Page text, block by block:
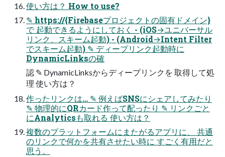
使い方は？ How to use?
✎ https://{Firebaseプロジェクトの固有ドメイン}
で 起動できるようにしておく - (iOS→ユニバーサル
リンク、スキーム起動) - (Android→Intent Filter
でスキーム起動) ✎ ディープリンク起動時に
DynamicLinksの確
認 ✎ DynamicLinksからディープリンクを 取得して処
理 使い方は？
作ったリンクは… ✎ 例えばSNSにシェアしてみたり
✎ 物理的にQRカード作って配ったり ✎ リンクごと
にAnalyticsも取れる 使い方は？
複数のプラットフォームにまたがるアプリに、 共通
のリンクで何かを共有させたい時に すごく有用だと
思う。